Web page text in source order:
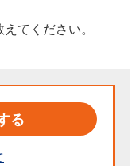
てください。
る